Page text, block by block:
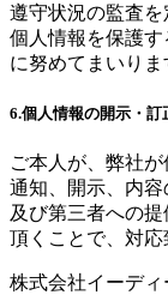
遵守状況の監査
個人情報を保護
に努めてまいりま
6.個人情報の開示・
ご本人が、弊社
通知、開示、内
及び第三者への
頂くことで、対応
株式会社イーデ